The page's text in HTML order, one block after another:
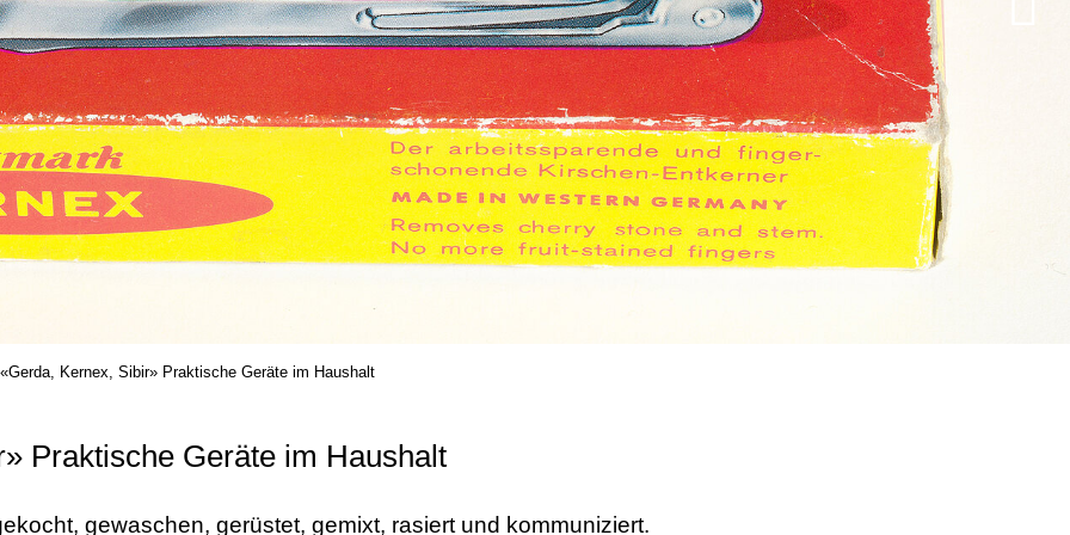
«Gerda, Kernex, Sibir» Praktische Geräte im Haushalt
Praktische Geräte im Haushalt
gewaschen, gerüstet, gemixt, rasiert und kommuniziert.